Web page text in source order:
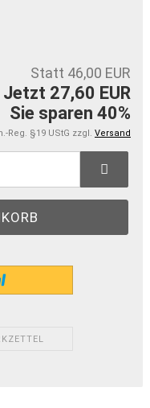
Statt 46,00 EUR
Jetzt 27,60 EUR
Sie sparen 40%
Reg. §19 UStG zzgl. Versand